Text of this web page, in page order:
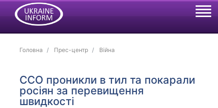
Головна Прес-центр Війна
ССО проникли в тил та покарали
росіян за перевищення
швидкості